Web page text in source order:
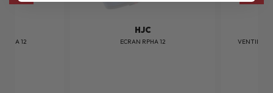
RPHA 12
HJC
ECRAN RPHA 12